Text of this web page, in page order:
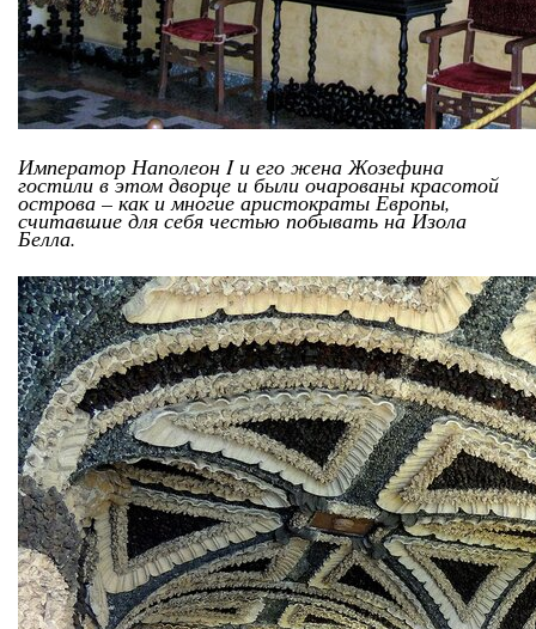
Император Наполеон I и его жена Жозефина
гостили в этом дворце и были очарованы красотой
острова – как и многие аристократы Европы,
считавшие для себя честью побывать на Изола
Белла.